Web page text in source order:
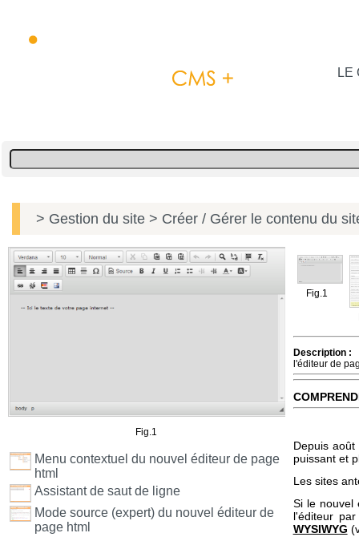
LE
> Gestion du site > Créer / Gérer le contenu du
Fig.1
Menu contextuel du nouvel éditeur de page
html
Assistant de saut de ligne
Mode source (expert) du nouvel éditeur de
page html
Fig.1
Description :
l'éditeur de
Depuis
puissant et
Les sites
Si le nouvel
l'éditeur
WYSIWYG